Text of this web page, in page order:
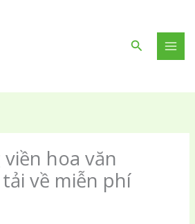
Tìm
kiếm
hoa văn
về miễn phí